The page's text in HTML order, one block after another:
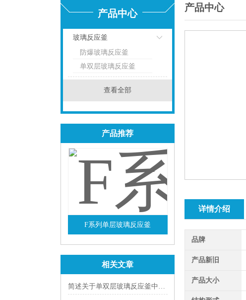
产品中心
玻璃反应釜
点击
防爆玻璃反应釜
单双层玻璃反应釜
查看全部
产品推荐
F系列单层玻璃反应釜
查看详情
相关文章
简述关于单双层玻璃反应釜中间夹层的一些相关知识
产品中心
详情介绍
品牌
产品新旧
产品大小